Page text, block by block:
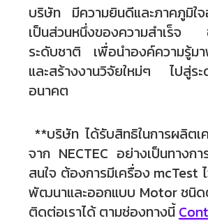
บริษัท มีความยินดีและภาคภูมิใ
เป็นส่วนหนึ่งของความสำเร็จ
ระดับชาติ เพื่อนำองค์ความรู้ม
และสร้างงานวิจัยใหม่ๆ ไปสู่ระ
อนาคต
**บริษัท ได้รับสิทธิในการผลิต
จาก NECTEC อย่างเป็นทางก
สนใจ ต้องการมีเครื่อง mcTest ไ
พัฒนาและออกแบบ Motor ชนิด
ติดต่อเราได้ ตามช่องทางนี้